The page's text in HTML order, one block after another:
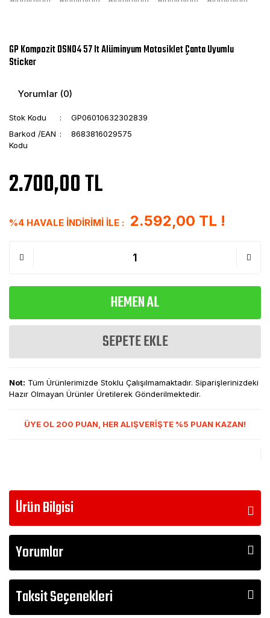
GP Kompozit DSN04 57 lt Alüminyum Motosiklet Çanta Uyumlu
Sticker
Yorumlar (0)
Stok Kodu
GP06010632302839
Barkod /EAN
Kodu
8683816029575
2.700,00 TL
%4 HAVALE İNDİRİMİ İLE : 2.592,00 TL !
HEMEN AL
SEPETE EKLE
Not: Tüm Ürünlerimizde Stoklu Çalışılmamaktadır. Siparişlerinizdeki
Hazır Olmayan Ürünler Üretilerek Gönderilmektedir.
ÜYE OL 200 PUAN, HER ALIŞVERİŞTE %5 PUAN KAZAN!
Ürün Bilgisi
Yorumlar
Taksit Seçenekleri